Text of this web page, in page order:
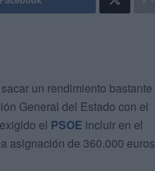
un rendimiento bastante
General del Estado con el
el PSOE incluir en el
asignación de 360.000 euros